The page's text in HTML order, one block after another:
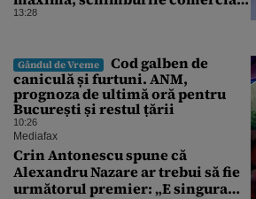
ating niveluri record
13:28
Gândul de Vreme
Cod galben de
caniculă și furtuni. ANM,
prognoza de ultimă oră pentru
București și restul țării
10:26
Mediafax
Crin Antonescu spune că
Alexandru Nazare ar trebui să fie
următorul premier: „E singura